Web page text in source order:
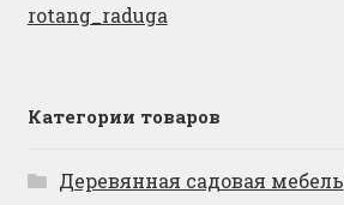
rotang_raduga
Категории товаров
Деревянная садовая мебель